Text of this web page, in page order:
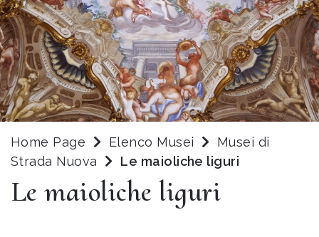
Home Page Elenco Musei
Musei di
Strada Nuova
Le maioliche liguri
Le maioliche liguri